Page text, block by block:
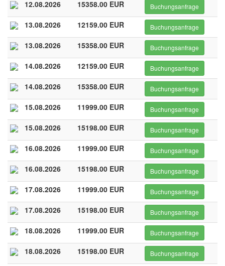
12.08.2026 15358.00 EUR Buchungsanfrage
13.08.2026 12159.00 EUR Buchungsanfrage
13.08.2026 15358.00 EUR Buchungsanfrage
14.08.2026 12159.00 EUR Buchungsanfrage
14.08.2026 15358.00 EUR Buchungsanfrage
15.08.2026 11999.00 EUR Buchungsanfrage
15.08.2026 15198.00 EUR Buchungsanfrage
16.08.2026 11999.00 EUR Buchungsanfrage
16.08.2026 15198.00 EUR Buchungsanfrage
17.08.2026 11999.00 EUR Buchungsanfrage
17.08.2026 15198.00 EUR Buchungsanfrage
18.08.2026 11999.00 EUR Buchungsanfrage
18.08.2026 15198.00 EUR Buchungsanfrage